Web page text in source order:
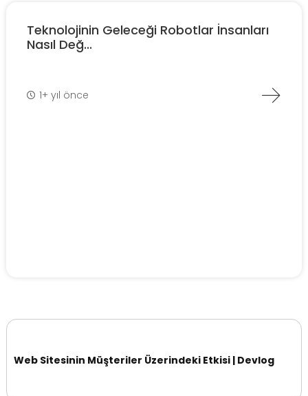
Teknolojinin Geleceği Robotlar İnsanları
Nasıl Değ...
1+ yıl önce
Web Sitesinin Müşteriler Üzerindeki Etkisi | Devlog